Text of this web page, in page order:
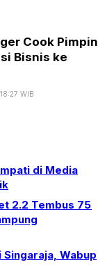
Cook Pimpin
Bisnis ke
WIB
di Media
2.2 Tembus 75
Wabup